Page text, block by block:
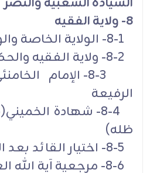
8- ولاية الفقيه
8-3- الإمام
الرفيعة
8-4- شهادة
ظله)